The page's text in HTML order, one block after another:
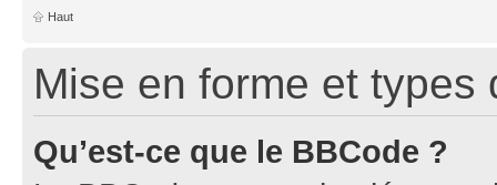
Haut
Mise en forme et types
Qu’est-ce que le BBCode ?